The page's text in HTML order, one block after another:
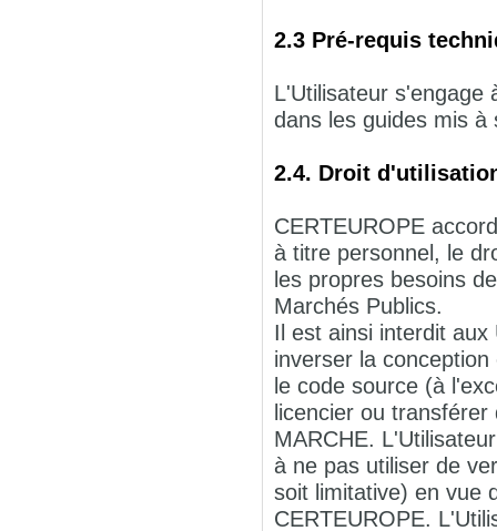
2.3 Pré-requis
L'Utilisateur s'engage
dans les guides mis à
2.4. Droit
CERTEUROPE
à titre personnel, le
les propres besoins
Marchés Publics.
Il est ainsi interdit
inverser la
le code source (à
licencier ou
MARCHE.
à ne pas utiliser de
soit limitative) en vue
CERTEUROPE.